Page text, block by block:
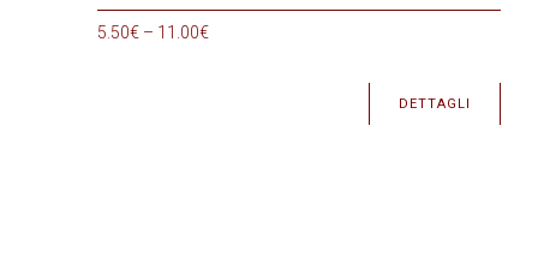
5.50€ – 11.00€
DETTAGLI